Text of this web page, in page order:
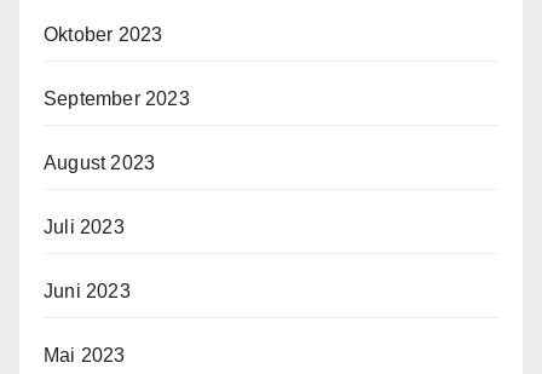
Oktober 2023
September 2023
August 2023
Juli 2023
Juni 2023
Mai 2023